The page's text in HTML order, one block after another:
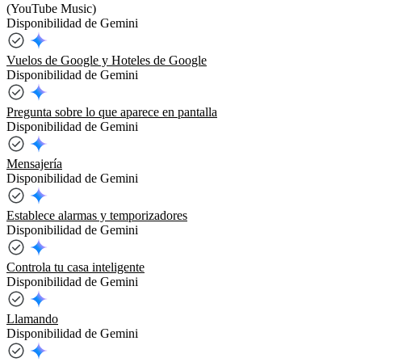
(YouTube Music)
Disponibilidad de Gemini
Vuelos de Google y Hoteles de Google
Disponibilidad de Gemini
Pregunta sobre lo que aparece en pantalla
Disponibilidad de Gemini
Mensajería
Disponibilidad de Gemini
Establece alarmas y temporizadores
Disponibilidad de Gemini
Controla tu casa inteligente
Disponibilidad de Gemini
Llamando
Disponibilidad de Gemini